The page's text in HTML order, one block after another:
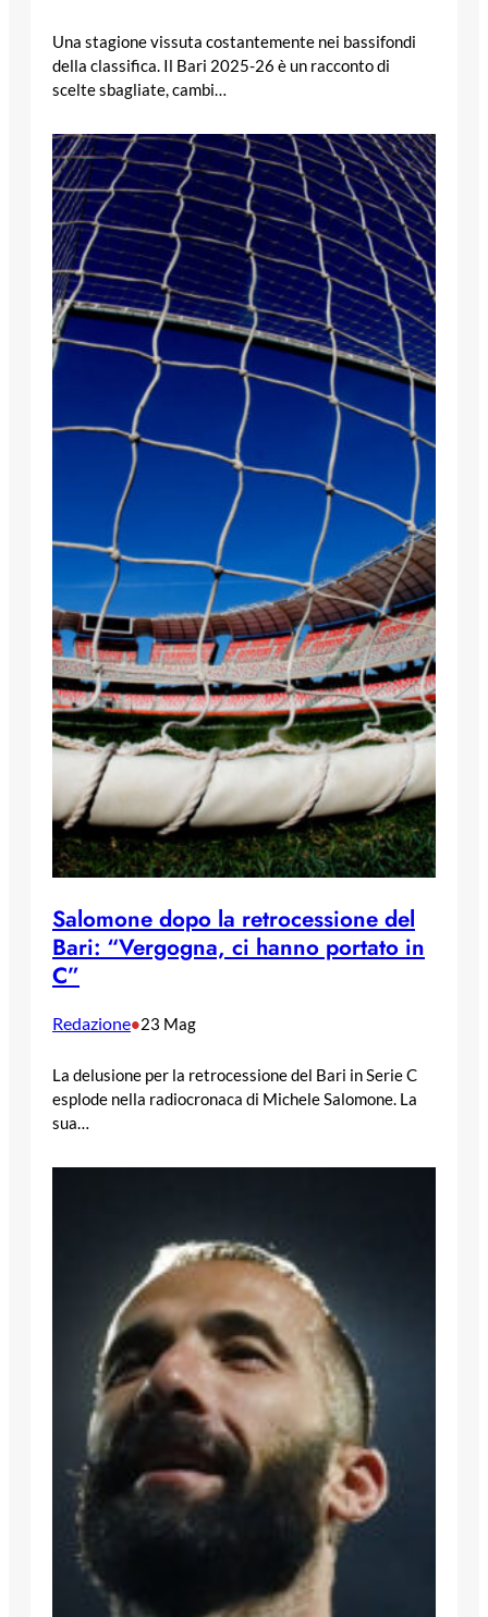
Una stagione vissuta costantemente nei bassifondi
della classifica. Il Bari 2025-26 è un racconto di
scelte sbagliate, cambi…
Salomone dopo la retrocessione del
Bari: “Vergogna, ci hanno portato in
C”
Redazione•23 Mag
La delusione per la retrocessione del Bari in Serie C
esplode nella radiocronaca di Michele Salomone. La
sua…